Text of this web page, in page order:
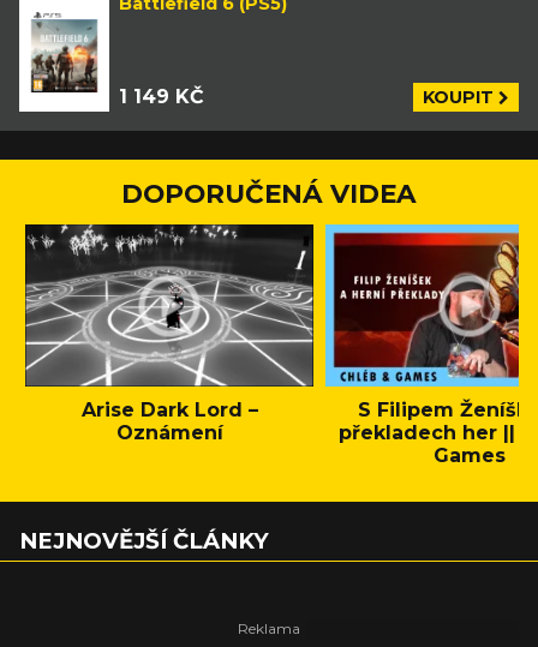
1 149 KČ KOUPIT
DOPORUČENÁ VIDEA
Arise Dark Lord –
Oznámení
S Filipem
překladech her ||
Games
NEJNOVĚJŠÍ ČLÁNKY